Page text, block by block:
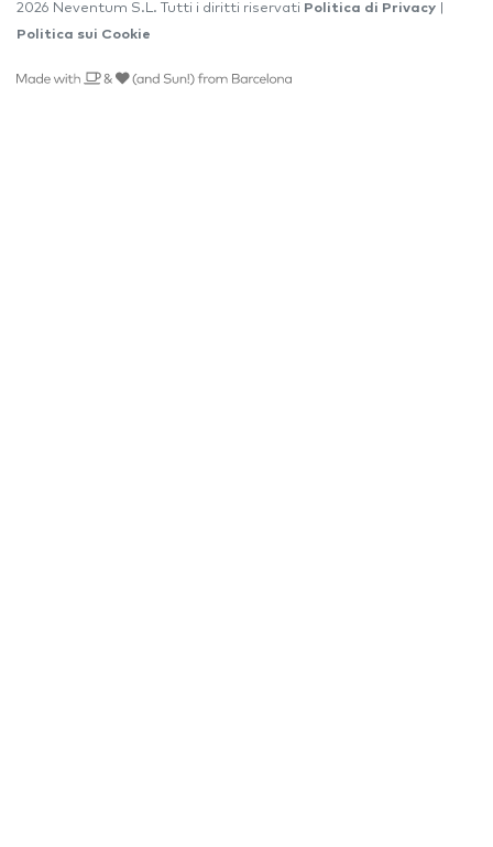
2026 Neventum S.L. Tutti i diritti riservati Politica di Privacy
Politica sui Cookie